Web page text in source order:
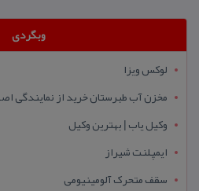
وبگردی
لوکس ویزا
مخزن آب طبرستان خرید از نمایندگی
وکیل یاب | بهترین وکیل
ایمپلنت شیراز
سقف متحرک آلومینیومی